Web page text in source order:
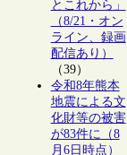
とこれから」
（8/21・オン
ライン、録画
配信あり）
（39）
令和8年熊本
地震による文
化財等の被害
が83件に（8
月6日時点）